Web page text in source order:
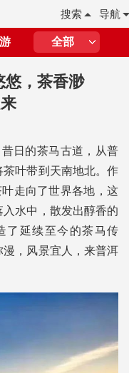
导航
搜索
全部
悠，茶香渺
日的茶马古道，从普
叶带到天南地北。作
走向了世界各地，这
水中，散发出醇香的
了延续至今的茶马传
，风景宜人，来普洱